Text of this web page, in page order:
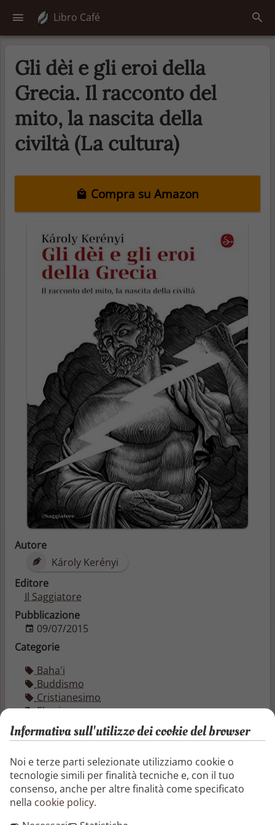
Libro Café
Gli dèi e gli eroi della
Grecia. Il racconto del
mito, la nascita della
civiltà (La cultura)
Compra su Amazon
Autore
Károly Kerényi
Editore
Il Saggiatore
Pubblicazione
09/07/2015
Categorie
Baha'i
Buddismo
Cristianesimo
Ebraismo
Etenismo
Fondamentalismo, intolleranza e persecuzione
Induismo
Islamismo
Religione
Sikhismo
Storia delle religioni
Informativa sull'utilizzo dei cookie del browser
Noi e terze parti selezionate utilizziamo cookie o
tecnologie simili per finalità tecniche e, con il tuo
consenso, anche per altre finalità come specificato
nella cookie policy.